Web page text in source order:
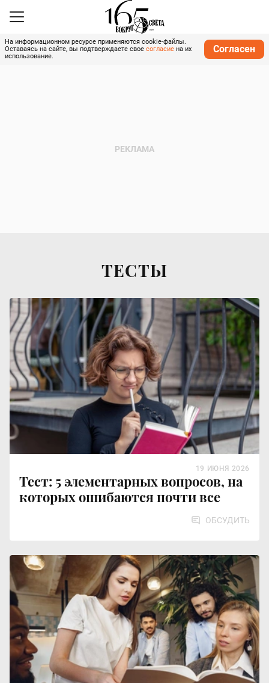
На информационном ресурсе применяются cookie-файлы.
Оставаясь на сайте, вы подтверждаете свое согласие на их
использование.
Согласен
ТЕСТЫ
Тест: 5 элементарных вопросов, на
которых ошибаются почти все
19 ИЮНЯ 2026
ОБСУДИТЬ